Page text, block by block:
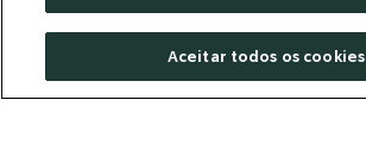
Aceitar todos os cookies